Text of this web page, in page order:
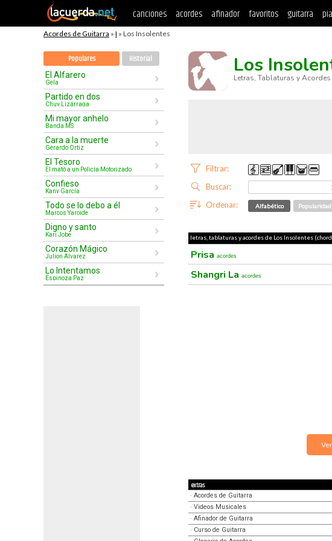
canciones acordes afinador favoritos guitarra
Acordes de Guitarra » I » Los Insolentes
Populares Historial
El Alfarero
Gela
Partido en dos
Chuy Lizárraga
Mi mayor anhelo
Banda MS
Cara a la muerte
Gerardo Ortiz
El Tesoro
El mató a un Policía Motorizado
Confieso
Kany García
Todo se lo debo a él
Marcos Yaroide
Digno y santo
Kari Jobe
Corazón Mágico
Julion Alvarez
Lo Intentamos
Espinoza Paz
Los
Letras, Tablaturas y
Filtrar:
Buscar:
Ordenar: Alfabético Popularidad
letras, tablaturas y acordes de Los Insolentes
Prisa acordes
Shangri La acordes
extras
· Acordes de Guitarra
· Videos Musicales
· Afinador de Guitarra
· Curso de Guitarra